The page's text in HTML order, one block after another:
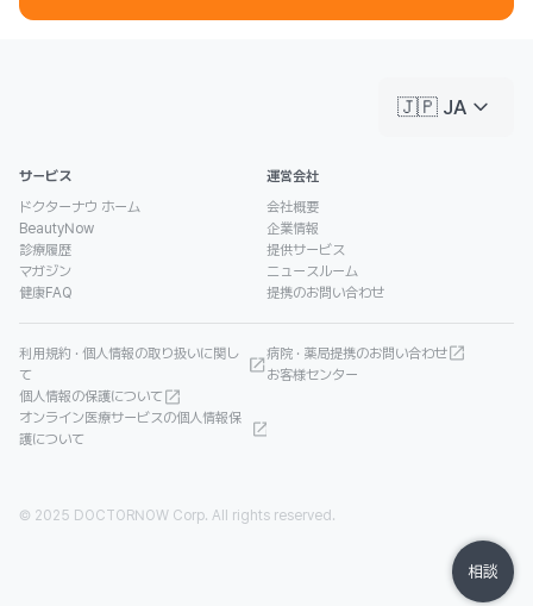
🇯🇵 JA keyboard_arrow_down
サービス
ドクターナウ ホーム
BeautyNow
診療履歴
マガジン
健康FAQ
運営会社
会社概要
企業情報
提供サービス
ニュースルーム
提携のお問い合わせ
利用規約 · 個人情報の取り扱いに関し
て
個人情報の保護について
オンライン医療サービスの個人情報保
護について
病院 · 薬局提携のお問い合わせ
お客様センター
© 2025 DOCTORNOW Corp. All rights reserved.
相談